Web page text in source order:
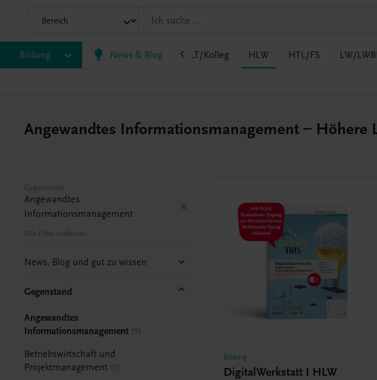
Bildung News & Blog
HF/TFS HLM/HLK HLPS/FSB HLT/Kolleg HLW HTL/FS LW/
Angewandtes Informationsmanagement –
Gegenstand
Angewandtes
Informationsmanagement
Alle Filter entfernen
News, Blog und gut zu wissen
Gegenstand
Angewandtes
Informationsmanagement 9
Betriebswirtschaft und
Projektmanagement
5
Bildung
DigitalWerkstatt I HLW